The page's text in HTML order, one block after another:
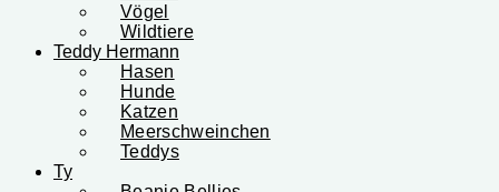
Vögel
Wildtiere
Teddy Hermann
Hasen
Hunde
Katzen
Meerschweinchen
Teddys
Ty